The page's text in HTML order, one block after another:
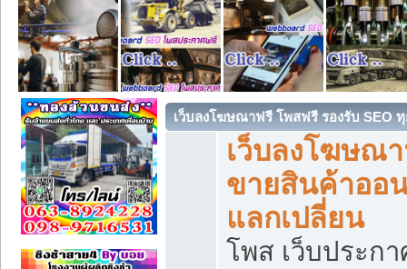
เว็บลงโฆษณาฟรี โพสฟรี รองรับ SEO
เว็บลงโฆษณ
ขายสินค้าออ
แลกเปลี่ยน
โพส เว็บประก